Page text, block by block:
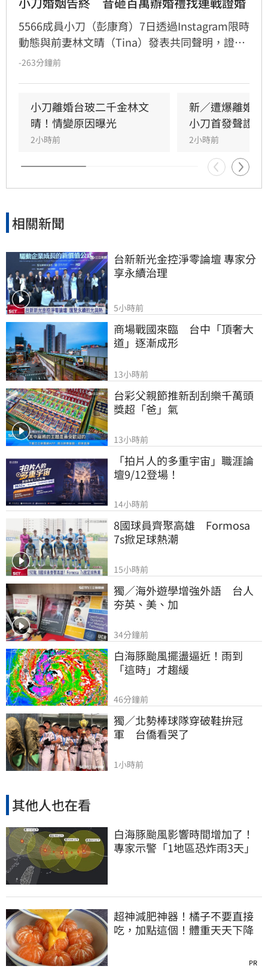
5566成員小刀（彭康育）7日透過Instagram限時
動態與前妻林文晴（Tina）發表共同聲明，證實
兩人已結束14年婚姻。聲明中表示，兩人其實已
同陪伴、守護一對子女成長，同時希望外界尊重
雙方決定，之後不再對離婚一事做任何回應。
-263分鐘前
小刀離婚台玻二千金林文
晴！情變原因曝光
2小時前
新／遭爆離婚
小刀首發聲證實
2小時前
相關新聞
台新新光金控淨零論壇 專家分
享永續治理
5小時前
商場戰國來臨　台中「頂奢大
道」逐漸成形
13小時前
台彩父親節推新刮刮樂千萬頭
獎超「爸」氣
13小時前
「拍片人的多重宇宙」職涯論
壇9/12登場！
14小時前
8國球員齊聚高雄　Formosa
7s掀足球熱潮
15小時前
獨／海外遊學增強外語　台人
夯英、美、加
34分鐘前
白海豚颱風擺盪逼近！雨到
「這時」才趨緩
46分鐘前
獨／北勢棒球隊穿破鞋拚冠
軍　台僑看哭了
1小時前
其他人也在看
白海豚颱風影響時間增加了！
專家示警「1地區恐炸雨3天」
超神減肥神器！橘子不要直接
吃，加點這個！體重天天下降
PR